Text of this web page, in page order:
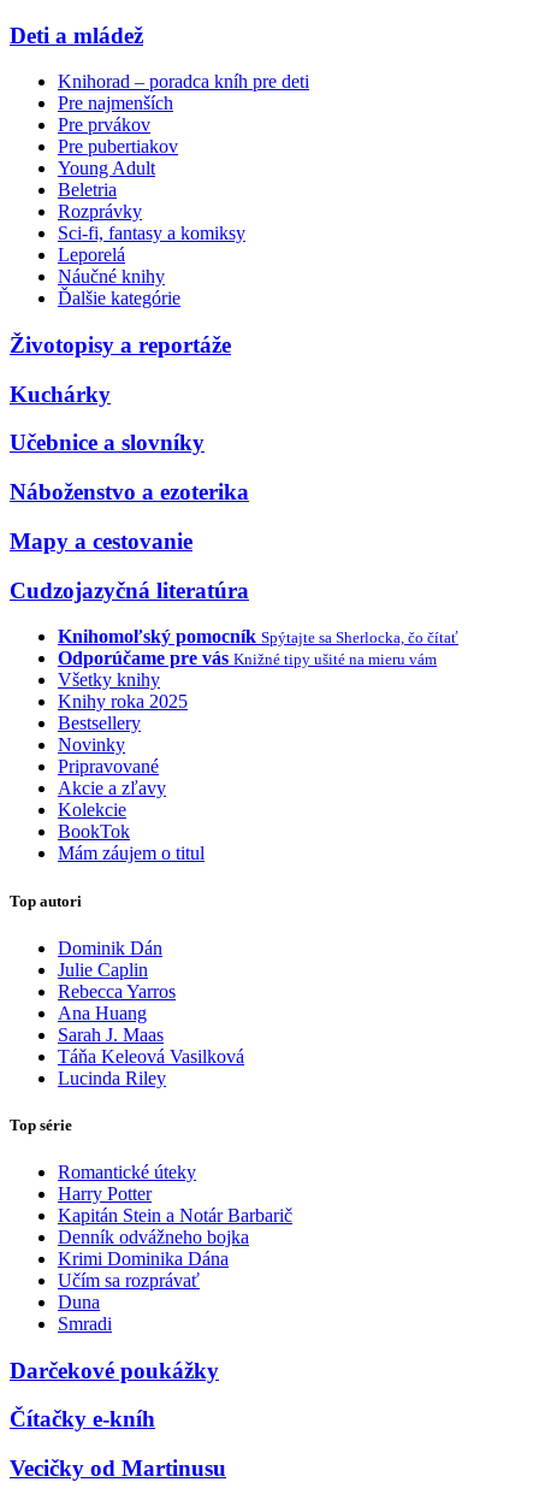
Deti a mládež
Knihorad – poradca kníh pre deti
Pre najmenších
Pre prvákov
Pre pubertiakov
Young Adult
Beletria
Rozprávky
Sci-fi, fantasy a komiksy
Leporelá
Náučné knihy
Ďalšie kategórie
Životopisy a reportáže
Kuchárky
Učebnice a slovníky
Náboženstvo a ezoterika
Mapy a cestovanie
Cudzojazyčná literatúra
Knihomoľský pomocník Spýtajte sa Sherlocka, čo čítať
Odporúčame pre vás Knižné tipy ušité na mieru vám
Všetky knihy
Knihy roka 2025
Bestsellery
Novinky
Pripravované
Akcie a zľavy
Kolekcie
BookTok
Mám záujem o titul
Top autori
Dominik Dán
Julie Caplin
Rebecca Yarros
Ana Huang
Sarah J. Maas
Táňa Keleová Vasilková
Lucinda Riley
Top série
Romantické úteky
Harry Potter
Kapitán Stein a Notár Barbarič
Denník odvážneho bojka
Krimi Dominika Dána
Učím sa rozprávať
Duna
Smradi
Darčekové poukážky
Čítačky e-kníh
Vecičky od Martinusu